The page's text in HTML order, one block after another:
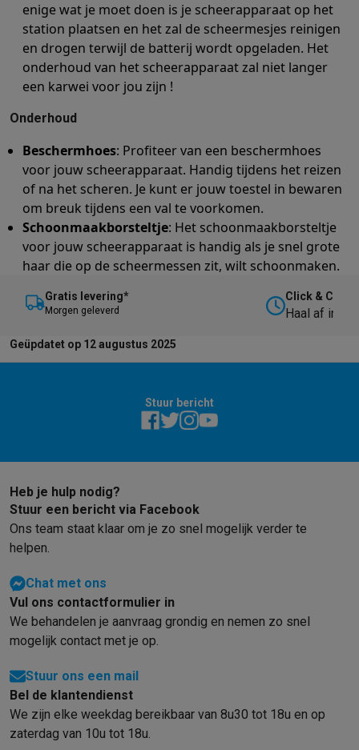
enige wat je moet doen is je scheerapparaat op het
station plaatsen en het zal de scheermesjes reinigen
en drogen terwijl de batterij wordt opgeladen. Het
onderhoud van het scheerapparaat zal niet langer
een karwei voor jou zijn !
Onderhoud
Beschermhoes: Profiteer van een beschermhoes
voor jouw scheerapparaat. Handig tijdens het reizen
of na het scheren. Je kunt er jouw toestel in bewaren
om breuk tijdens een val te voorkomen.
Schoonmaakborsteltje: Het schoonmaakborsteltje
voor jouw scheerapparaat is handig als je snel grote
haar die op de scheermessen zit, wilt schoonmaken.
Gratis levering*
M orgen geleverd
Click &
Haal af in
Geüpdatet op 12 augustus 2025
Stuur bericht
Heb je hulp nodig?
Stuur een bericht via Facebook
Ons team staat klaar om je zo snel mogelijk verder te
helpen.
Chat met ons
Vul ons contactformulier in
We behandelen je aanvraag grondig en nemen zo snel
mogelijk contact met je op.
Stuur ons een mail
Bel de klantendienst
We zijn elke weekdag bereikbaar van 8u30 tot 18u en op
zaterdag van 10u tot 18u.